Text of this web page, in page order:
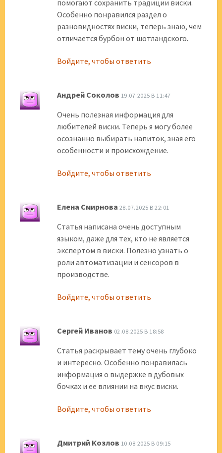
помогают сохранить традиции виски.
Особенно понравился раздел о
разновидностях виски, теперь знаю, чем
отличается бурбон от шотландского.
Войдите, чтобы ответить
Андрей Соколов 19.07.2025 В 11:47
Очень полезная информация для
любителей виски. Теперь я могу более
осознанно выбирать напиток, зная его
особенности и происхождение.
Войдите, чтобы ответить
Елена Смирнова 28.07.2025 В 22:01
Статья написана очень доступным
языком, даже для тех, кто не является
экспертом в виски. Полезно узнать о
роли автоматизации и сенсоров в
производстве.
Войдите, чтобы ответить
Сергей Иванов 02.08.2025 В 18:58
Статья раскрывает тему очень глубоко
и интересно. Особенно понравилась
информация о выдержке в дубовых
бочках и ее влиянии на вкус виски.
Войдите, чтобы ответить
Дмитрий Козлов 10.08.2025 В 09:15